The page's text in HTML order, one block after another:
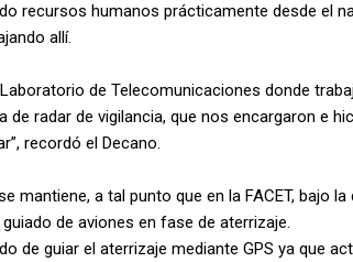
recursos humanos prácticamente desde el
allí.
Laboratorio de Telecomunicaciones donde
de radar de vigilancia, que nos encargaron e
recordó el Decano.
mantiene, a tal punto que en la FACET, bajo la
de aviones en fase de aterrizaje.
de guiar el aterrizaje mediante GPS ya que